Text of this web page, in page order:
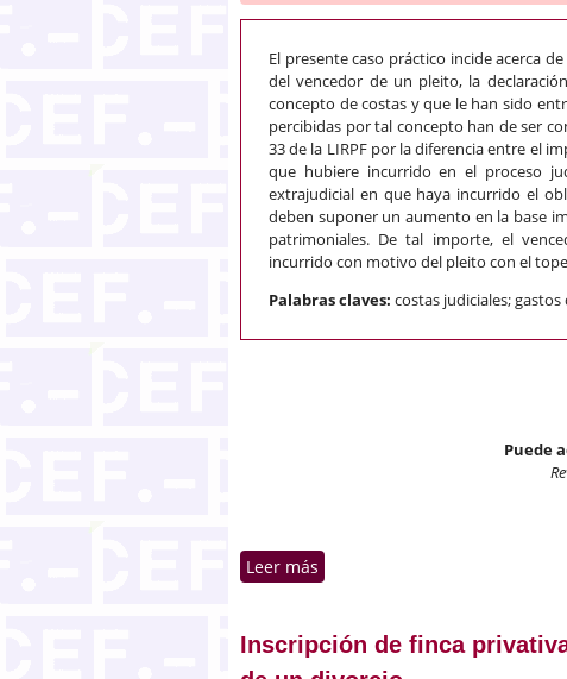
El presente caso práctico incide acerca
del vencedor de un pleito, la
concepto de costas y que le han sido
percibidas por tal concepto han de ser
33 de la LIRPF por la diferencia entre el
que hubiere incurrido en el proceso
extrajudicial en que haya incurrido el
deben suponer un aumento en la base
patrimoniales. De tal importe, el
incurrido con motivo del pleito con el
Palabras claves: costas judiciales;
Puede
Leer más
Inscripción de finca